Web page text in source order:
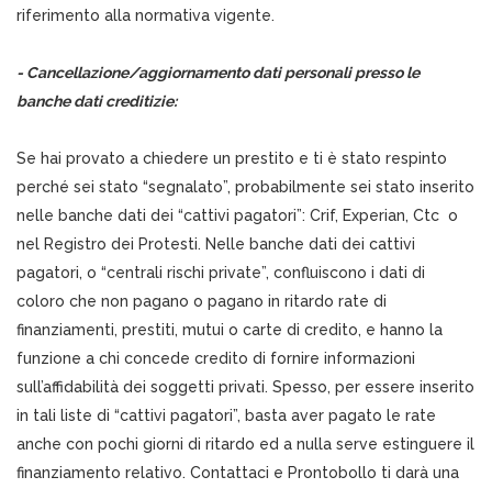
riferimento alla normativa vigente.
- Cancellazione/aggiornamento dati personali presso le
banche dati creditizie:
Se hai provato a chiedere un prestito e ti è stato respinto
perché sei stato “segnalato”, probabilmente sei stato inserito
nelle banche dati dei “cattivi pagatori”: Crif, Experian, Ctc o
nel Registro dei Protesti. Nelle banche dati dei cattivi
pagatori, o “centrali rischi private”, confluiscono i dati di
coloro che non pagano o pagano in ritardo rate di
finanziamenti, prestiti, mutui o carte di credito, e hanno la
funzione a chi concede credito di fornire informazioni
sull’affidabilità dei soggetti privati. Spesso, per essere inserito
in tali liste di “cattivi pagatori”, basta aver pagato le rate
anche con pochi giorni di ritardo ed a nulla serve estinguere il
finanziamento relativo. Contattaci e Prontobollo ti darà una